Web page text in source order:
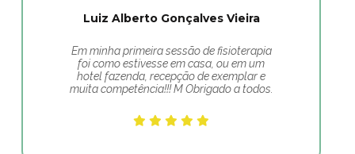
Luiz Alberto Gonçalves Vieira
Em minha primeira sessão de fisioterapia
foi como estivesse em casa, ou em um
hotel fazenda, recepção de exemplar e
muita competência!!! M Obrigado a todos.